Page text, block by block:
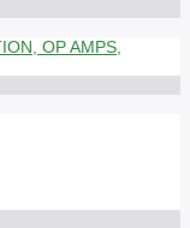
OP AMPS,